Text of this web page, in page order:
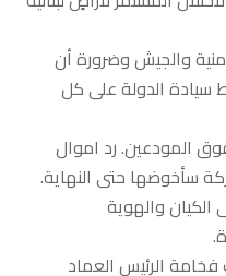
والجيش وضرورة أن
سيادة الدولة على كل
المودعين. رد اموال
سأخوضها حتى النهاية.
والهوية
فخامة الرئيس العماد